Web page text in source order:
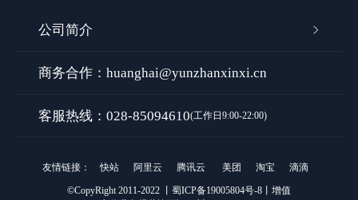
公司简介
商务合作：huanghai@yunzhanxinxi.cn
客服热线：028-85094610(工作日9:00-22:00)
友情链接： 快站 阿里云 腾讯云 美团 淘宝 滴滴
©CopyRight 2011-2022 蜀ICP备19005804号-8
增值